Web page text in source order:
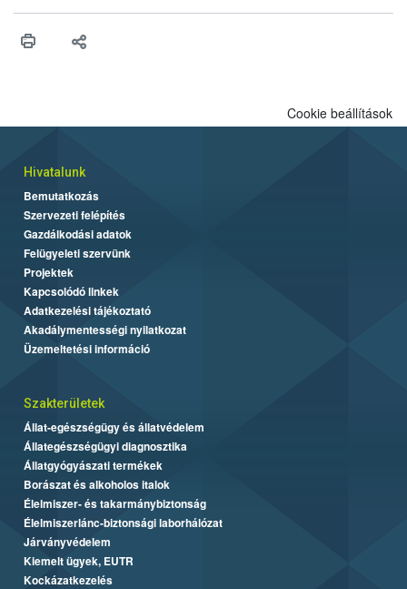
higiéniai szabályok betartása, a megfelelő hőkezelés, valamint a
biztonsági Hivatal (Nébih) Oktatási Programja összegyűjtötte a
Cookie beállítások
Hivatalunk
Bemutatkozás
Szervezeti felépítés
Gazdálkodási adatok
Felügyeleti szervünk
Projektek
Kapcsolódó linkek
Adatkezelési tájékoztató
Akadálymentességi nyilatkozat
Üzemeltetési információ
Szakterületek
Állat-egészségügy és állatvédelem
Állategészségügyi diagnosztika
Állatgyógyászati termékek
Borászat és alkoholos italok
Élelmiszer- és takarmánybiztonság
Élelmiszerlánc-biztonsági laborhálózat
Járványvédelem
Kiemelt ügyek, EUTR
Kockázatkezelés